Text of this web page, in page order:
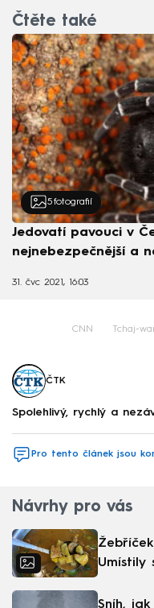
Čtěte také
5 fotografií
Jedovatí pavouci v
nejnebezpečnější a
31. čvc 2021, 16:03
CNN Tchaj-
ČTK
Spolehlivý, rychlý a
Pro tento článek jsou
Návrhy pro vás
Umístily
Sníh,